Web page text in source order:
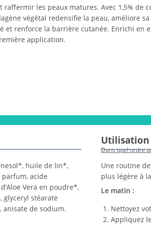
les peaux matures. Avec 1,5% de
végétal redensifie la peau, améliore
et renforce la barrière cutanée. Enrichi
application.
huile de lin*,
parfum, acide
Vera en poudre*,
glyceryl stéarate
anisate de sodium.
Utilisation
Dans quel ordre
Une routine
plus légère à
Le matin :
Nettoyez
Appliquez